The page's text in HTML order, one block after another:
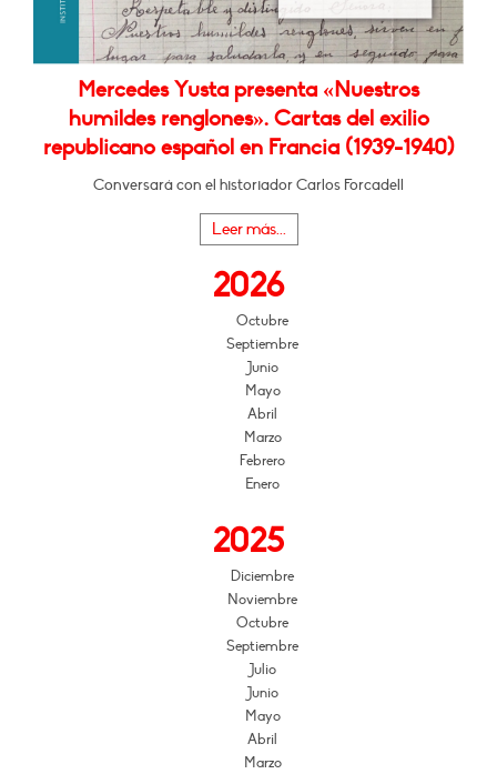
Mercedes Yusta presenta «Nuestros
humildes renglones». Cartas del exilio
republicano español en Francia (1939-1940)
Conversará con el historiador Carlos Forcadell
Leer más...
2026
Octubre
Septiembre
Junio
Mayo
Abril
Marzo
Febrero
Enero
2025
Diciembre
Noviembre
Octubre
Septiembre
Julio
Junio
Mayo
Abril
Marzo